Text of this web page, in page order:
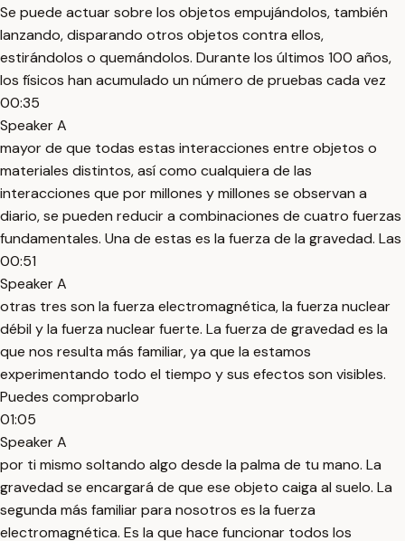
Se puede actuar sobre los objetos empujándolos, también
lanzando, disparando otros objetos contra ellos,
estirándolos o quemándolos. Durante los últimos 100 años,
los físicos han acumulado un número de pruebas cada vez
00:35
Speaker A
mayor de que todas estas interacciones entre objetos o
materiales distintos, así como cualquiera de las
interacciones que por millones y millones se observan a
diario, se pueden reducir a combinaciones de cuatro fuerzas
fundamentales. Una de estas es la fuerza de la gravedad. Las
00:51
Speaker A
otras tres son la fuerza electromagnética, la fuerza nuclear
débil y la fuerza nuclear fuerte. La fuerza de gravedad es la
que nos resulta más familiar, ya que la estamos
experimentando todo el tiempo y sus efectos son visibles.
Puedes comprobarlo
01:05
Speaker A
por ti mismo soltando algo desde la palma de tu mano. La
gravedad se encargará de que ese objeto caiga al suelo. La
segunda más familiar para nosotros es la fuerza
electromagnética. Es la que hace funcionar todos los